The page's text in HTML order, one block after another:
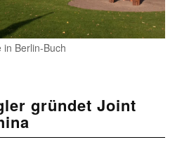
in Berlin-Buch
gründet Joint